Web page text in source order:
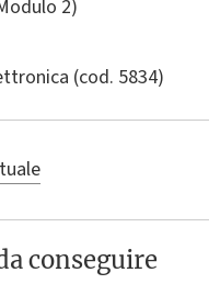
2)
(cod. 5834)
conseguire